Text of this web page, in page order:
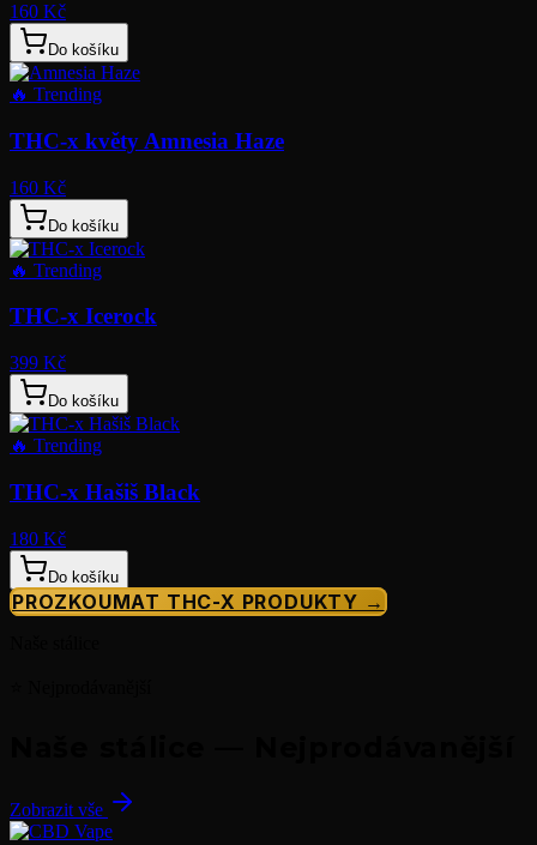
160 Kč
Do košíku
🔥 Trending
THC-x květy Amnesia Haze
160 Kč
Do košíku
🔥 Trending
THC-x Icerock
399 Kč
Do košíku
🔥 Trending
THC-x Hašiš Black
180 Kč
Do košíku
PROZKOUMAT THC-X PRODUKTY →
Zobrazit vše